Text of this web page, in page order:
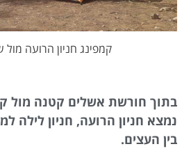
קמפינג חניון הרועה
בתוך חורשת אשלים קטנה מול
נמצא חניון הרועה, חניון לילה
בין העצים.